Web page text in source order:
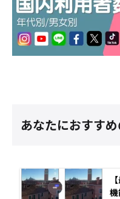
あなたにおすす